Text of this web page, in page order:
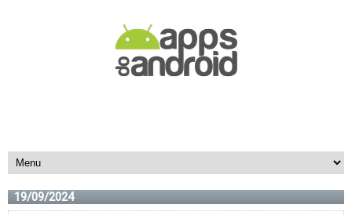
19/09/2024